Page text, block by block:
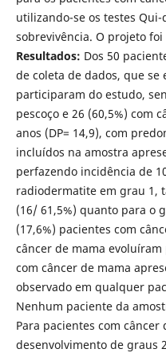
utilizando-se os testes
sobrevivência. O projeto
Resultados: Dos 50
de coleta de dados, que
participaram do estudo,
pescoço e 26 (60,5%) com
anos (DP= 14,9), com
incluídos na amostra
perfazendo incidência de
radiodermatite em grau 1,
(16/ 61,5%) quanto para o
(17,6%) pacientes com
câncer de mama
com câncer de mama
observado em qualquer
Nenhum paciente da
Para pacientes com
desenvolvimento de graus